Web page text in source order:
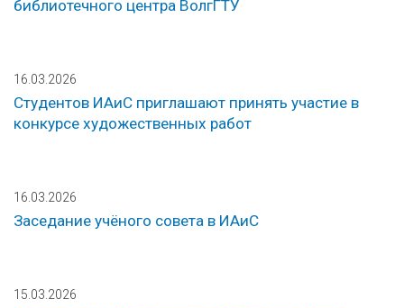
библиотечного центра ВолгГТУ
16.03.2026
Студентов ИАиС приглашают принять участие в
конкурсе художественных работ
16.03.2026
Заседание учёного совета в ИАиС
15.03.2026